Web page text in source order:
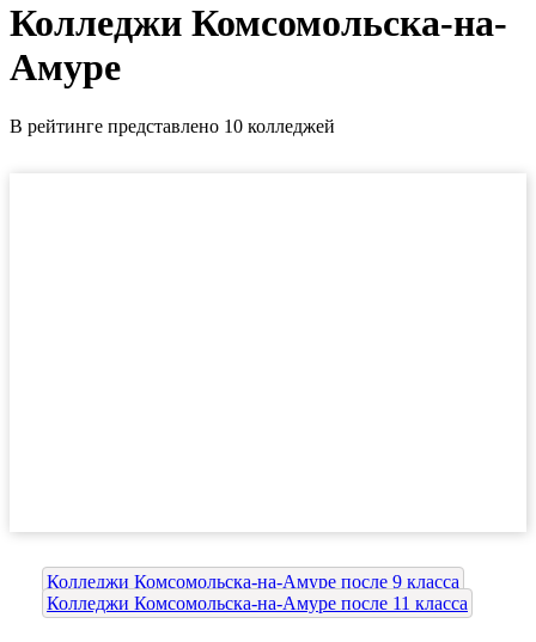
Колледжи Комсомольска-на-
Амуре
В рейтинге представлено 10 колледжей
Колледжи Комсомольска-на-Амуре после 9 класса
Колледжи Комсомольска-на-Амуре после 11 класса